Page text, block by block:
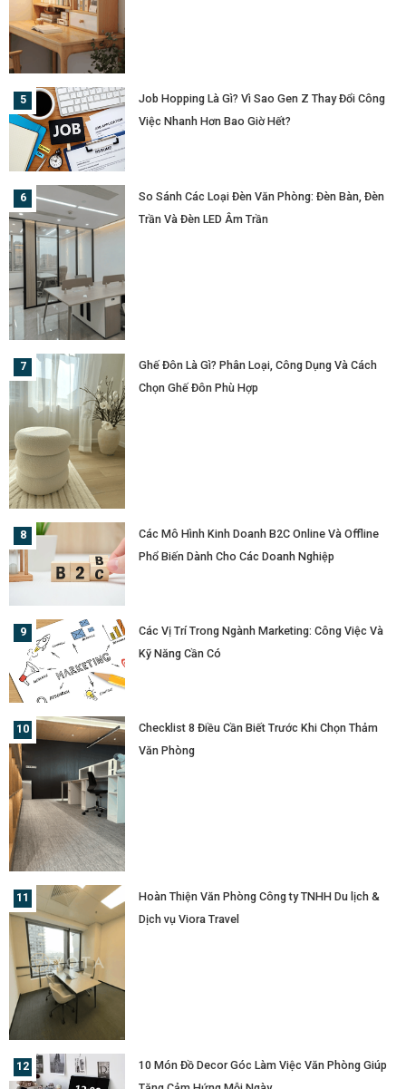
Job Hopping Là Gì? Vì Sao Gen Z Thay Đổi Công
Việc Nhanh Hơn Bao Giờ Hết?
So Sánh Các Loại Đèn Văn Phòng: Đèn Bàn, Đèn
Trần Và Đèn LED Âm Trần
Ghế Đôn Là Gì? Phân Loại, Công Dụng Và Cách
Chọn Ghế Đôn Phù Hợp
Các Mô Hình Kinh Doanh B2C Online Và Offline
Phổ Biến Dành Cho Các Doanh Nghiệp
Các Vị Trí Trong Ngành Marketing: Công Việc Và
Kỹ Năng Cần Có
Checklist 8 Điều Cần Biết Trước Khi Chọn Thảm
Văn Phòng
Hoàn Thiện Văn Phòng Công ty TNHH Du lịch &
Dịch vụ Viora Travel
10 Món Đồ Decor Góc Làm Việc Văn Phòng Giúp